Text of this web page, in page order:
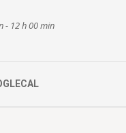
- 12 h 00 min